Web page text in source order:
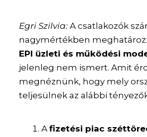
Egri Szilvia: A csatlakozók
nagymértékben
EPI üzleti és működési
jelenleg nem ismert. Amit
megnéznünk, hogy mely
teljesülnek az alábbi
Afizetési piac